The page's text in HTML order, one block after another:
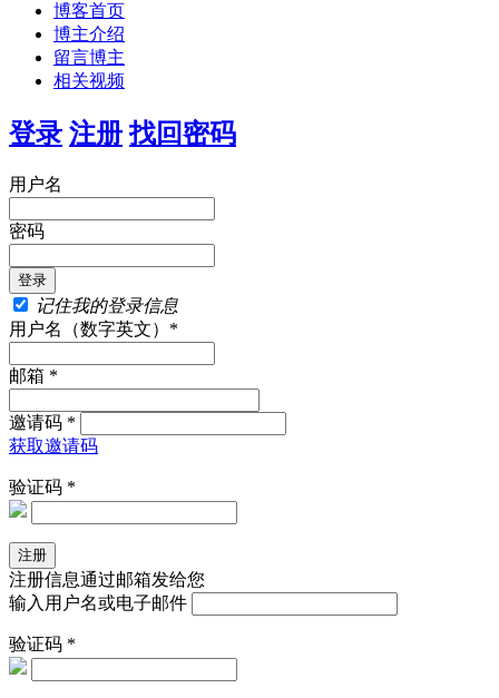
博客首页
博主介绍
留言博主
相关视频
登录 注册 找回密码
用户名
密码
记住我的登录信息
用户名（数字英文）*
邮箱 *
邀请码 *
获取邀请码
验证码 *
注册信息通过邮箱发给您
输入用户名或电子邮件
验证码 *